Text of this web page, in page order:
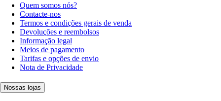
Quem somos nós?
Contacte-nos
Termos e condições gerais de venda
Devoluções e reembolsos
Informação legal
Meios de pagamento
Tarifas e opções de envio
Nota de Privacidade
Nossas lojas